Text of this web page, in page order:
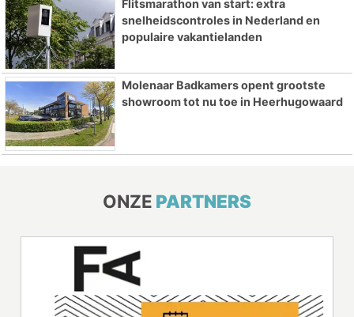
Flitsmarathon van start: extra
snelheidscontroles in Nederland en
populaire vakantielanden
Molenaar Badkamers opent grootste
showroom tot nu toe in Heerhugowaard
ONZE PARTNERS